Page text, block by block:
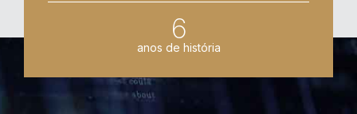
6
anos de história